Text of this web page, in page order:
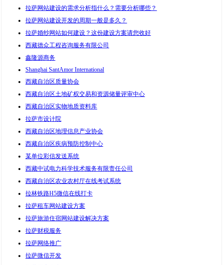
拉萨网站建设的需求分析指什么？需要分析哪些？
拉萨网站建设开发的周期一般是多久？
拉萨婚纱网站如何建设？这份建设方案请您收好
西藏德众工程咨询服务有限公司
鑫隆源商务
Shanghai SantAmor International
西藏自治区质量协会
西藏自治区土地矿权交易和资源储量评审中心
西藏自治区实物地质资料库
拉萨市设计院
西藏自治区地理信息产业协会
西藏自治区疾病预防控制中心
某单位彩信发送系统
西藏中试电力科学技术服务有限责任公司
西藏自治区农业农村厅在线考试系统
拉林铁路H5微信在线打卡
拉萨租车网站建设方案
拉萨旅游住宿网站建设解决方案
拉萨财税服务
拉萨网络推广
拉萨微信开发